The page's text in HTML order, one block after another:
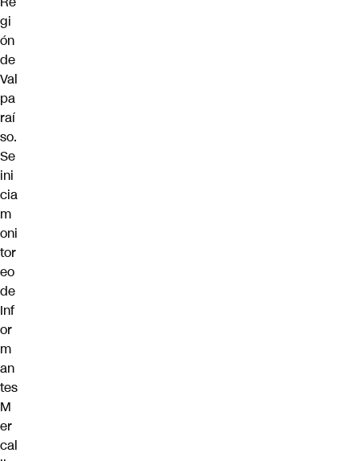
gi
ón
de
Val
pa
raí
so.
Se
ini
cia
m
oni
tor
eo
de
Inf
or
m
an
tes
M
er
cal